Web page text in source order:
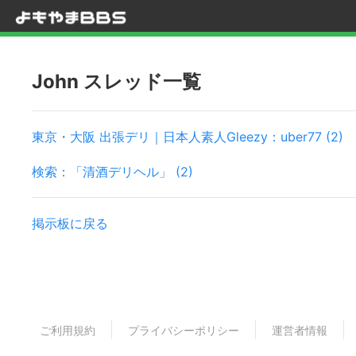
John スレッド一覧
東京・大阪 出張デリ｜日本人素人Gleezy：uber77 (2)
検索：「清酒デリヘル」 (2)
掲示板に戻る
ご利用規約 プライバシーポリシー 運営者情報